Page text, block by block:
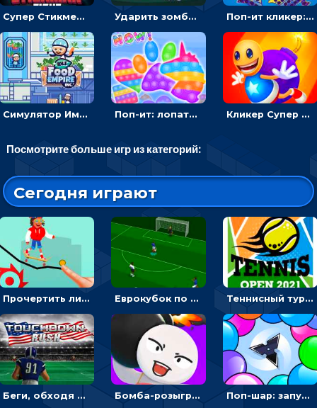
Супер Стикмен Бой: бей, чтобы побеждать соперника - кликер Ударить зомби и взорвать - веселый кликер Поп-ит кликер: нажимать или переворачивать
Симулятор Империя еды: выращивать овощи, чтобы развивать бизнес Поп-ит: лопать шарики, чтобы менять формы антистресса Кликер Супер Бадди: бей, чтобы трусить монеты
Посмотрите больше игр из категорий:
Сегодня играют
Прочертить линию, чтобы проехать на скейте, через преграды к финишу - для мальчиков Еврокубок по футболу 2021 в 3D: пасуй мяч и бей по воротам соперника Теннисный турнир: подавать или отбивать шарик ракеткой
Беги, обходя соперников и собирай бонусы - американский футбол Бомба-розыгрыш: передавай и беги – 3D гиперказуалка Поп-шар: запускать колючку, чтобы лопать воздушные шарики